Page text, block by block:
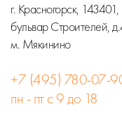
г. Красногорск, 143401,
бульвар Строителей,
м. Мякинино
+7 (495) 780-07-
пн - пт с 9 до 18